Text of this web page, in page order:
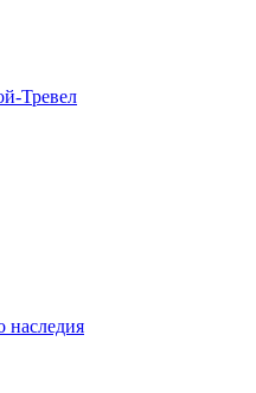
Тревел
наследия